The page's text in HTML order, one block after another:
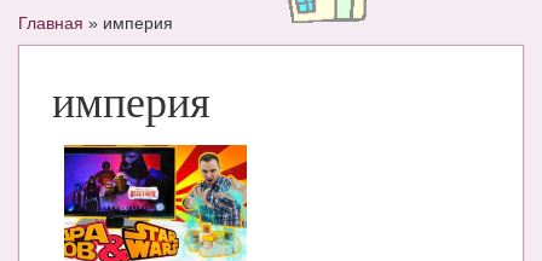
НОВОРОЖДЕННЫЙ
РАЗВИТИЕ
ВОПРОС-ОТВЕТ
Главная » империя
империя